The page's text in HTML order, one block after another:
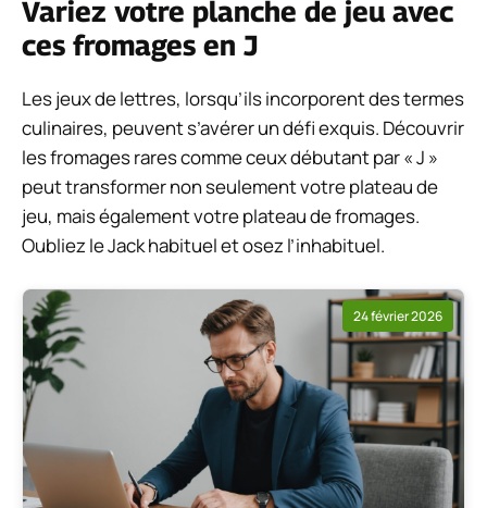
Variez votre planche de jeu avec
ces fromages en J
Les jeux de lettres, lorsqu’ils incorporent des termes
culinaires, peuvent s’avérer un défi exquis. Découvrir
les fromages rares comme ceux débutant par « J »
peut transformer non seulement votre plateau de
jeu, mais également votre plateau de fromages.
Oubliez le Jack habituel et osez l’inhabituel.
24 février 2026